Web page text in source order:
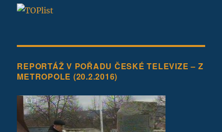
REPORTÁŽ V POŘADU ČESKÉ TELEVIZE – Z
METROPOLE (20.2.2016)